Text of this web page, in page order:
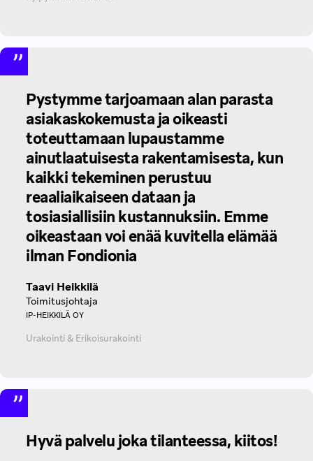
Pystymme tarjoamaan alan parasta
asiakaskokemusta ja oikeasti
toteuttamaan lupaustamme
ainutlaatuisesta rakentamisesta, kun
kaikki tekeminen perustuu
reaaliaikaiseen dataan ja
tosiasiallisiin kustannuksiin. Emme
oikeastaan voi enää kuvitella elämää
ilman Fondionia
Taavi Heikkilä
Toimitusjohtaja
IP-HEIKKILÄ OY
Urakointi & Erikoisurakointi
Hyvä palvelu joka tilanteessa, kiitos!